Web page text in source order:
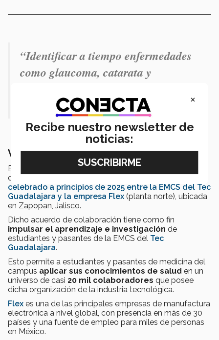
“Identificar a tiempo enfermedades
como glaucoma, catarata y
posibilidad de intervenir antes
Vinculación institucional
Esta iniciativa, abundó, es una de las acciones iniciales
de la colaboración formal con base en el
celebrado a principios de 2025 entre la EMCS del Tec
Guadalajara y la empresa Flex (planta norte), ubicada
en Zapopan, Jalisco.
Dicho acuerdo de colaboración tiene como fin
impulsar el aprendizaje e investigación de
estudiantes y pasantes de la EMCS del Tec
Guadalajara.
Esto permite a estudiantes y pasantes de medicina del
campus aplicar sus conocimientos de salud en un
universo de casi 20 mil colaboradores que posee
dicha organización de la industria tecnológica.
Flex es una de las principales empresas de manufactura
electrónica a nivel global, con presencia en más de 30
países y una fuente de empleo para miles de personas
en México.
×
Recibe nuestro newsletter de
noticias: